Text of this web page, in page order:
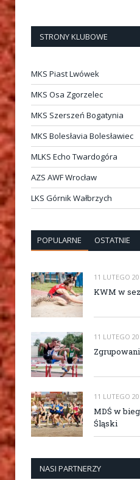
STRONY KLUBOWE
MKS Piast Lwówek
MKS Osa Zgorzelec
MKS Szerszeń Bogatynia
MKS Bolesłavia Bolesławiec
MLKS Echo Twardogóra
AZS AWF Wrocław
LKS Górnik Wałbrzych
POPULARNE OSTATNIE
11 LUTEGO
KWM w
11 LUTEGO
11 LUTEGO
MDŚ w
Śląski
NASI PARTNERZY